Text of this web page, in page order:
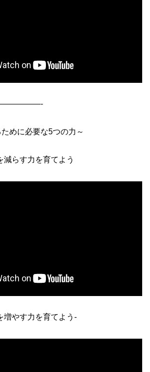
めに必要な5つの力～
減らす力を育てよう
増やす力を育てよう-